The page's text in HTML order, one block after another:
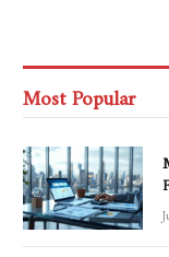
Most Popular